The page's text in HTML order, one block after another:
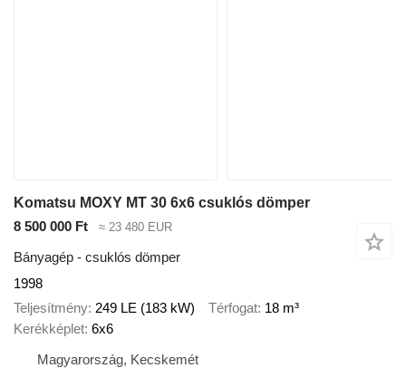
Komatsu MOXY MT 30 6x6 csuklós dömper
8 500 000 Ft
≈ 23 480 EUR
Bányagép - csuklós dömper
1998
Teljesítmény 249 LE (183 kW) Térfogat 18 m³
Kerékképlet 6x6
Magyarország, Kecskemét